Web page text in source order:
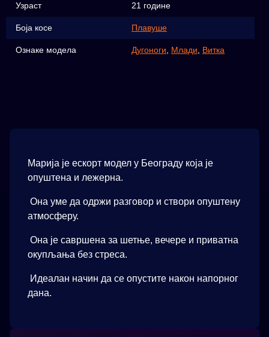
Узраст 21 године
Боја косе Плавуше
Ознаке модела Дугоноги Млади Витка
Марија је ескорт модел у Београду која је
опуштена и лежерна.
Она уме да одржи разговор и створи опуштену
атмосферу.
Она је савршена за шетње, вечере и приватна
окупљања без стреса.
Идеалан начин да се опустите након напорног
дана.